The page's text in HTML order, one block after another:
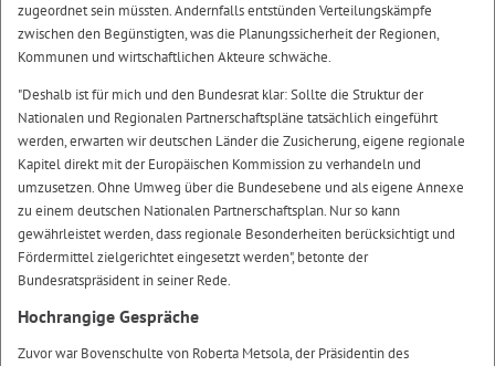
zugeordnet sein müssten. Andernfalls entstünden Verteilungskämpfe
zwischen den Begünstigten, was die Planungssicherheit der Regionen,
Kommunen und wirtschaftlichen Akteure schwäche.
"Deshalb ist für mich und den Bundesrat klar: Sollte die Struktur der
Nationalen und Regionalen Partnerschaftspläne tatsächlich eingeführt
werden, erwarten wir deutschen Länder die Zusicherung, eigene regionale
Kapitel direkt mit der Europäischen Kommission zu verhandeln und
umzusetzen. Ohne Umweg über die Bundesebene und als eigene Annexe
zu einem deutschen Nationalen Partnerschaftsplan. Nur so kann
gewährleistet werden, dass regionale Besonderheiten berücksichtigt und
Fördermittel zielgerichtet eingesetzt werden", betonte der
Bundesratspräsident in seiner Rede.
Hochrangige Gespräche
Zuvor war Bovenschulte von Roberta Metsola, der Präsidentin des